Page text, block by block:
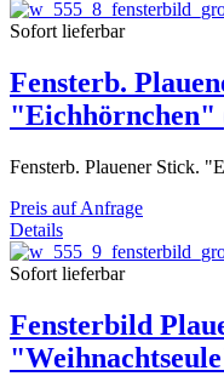
Sofort lieferbar
Fensterb.
"Eichhörnchen"
Fensterb. Plauener Stick.
Preis auf Anfrage
Details
Sofort lieferbar
Fensterbild